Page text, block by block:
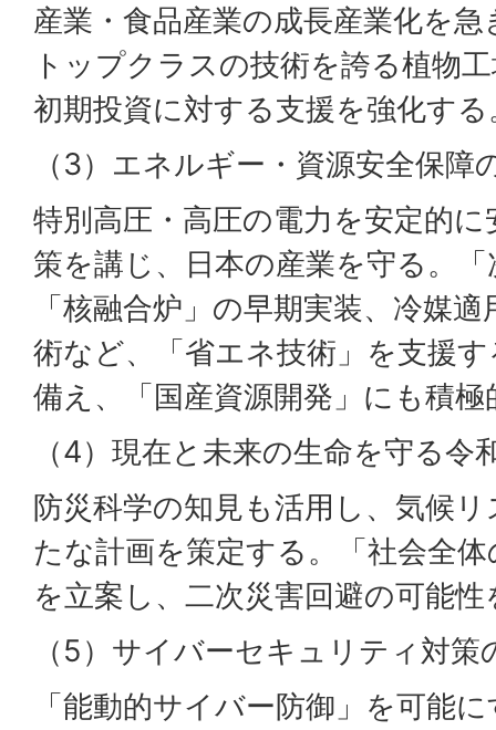
産業・食品産業の成長産業化を
トップクラスの技術を誇る植物
初期投資に対する支援を強化する
（3）エネルギー・資源安全保障
特別高圧・高圧の電力を安定的
策を講じ、日本の産業を守る。
「核融合炉」の早期実装、冷媒
術など、「省エネ技術」を支援
備え、「国産資源開発」にも積
（4）現在と未来の生命を守る令
防災科学の知見も活用し、気候
たな計画を策定する。「社会全
を立案し、二次災害回避の可能
（5）サイバーセキュリティ対策
「能動的サイバー防御」を可能